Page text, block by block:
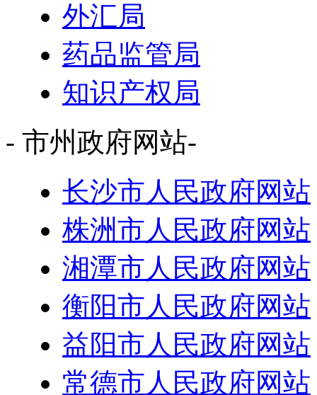
外汇局
药品监管局
知识产权局
- 市州政府网站-
长沙市人民政府网站
株洲市人民政府网站
湘潭市人民政府网站
衡阳市人民政府网站
益阳市人民政府网站
常德市人民政府网站